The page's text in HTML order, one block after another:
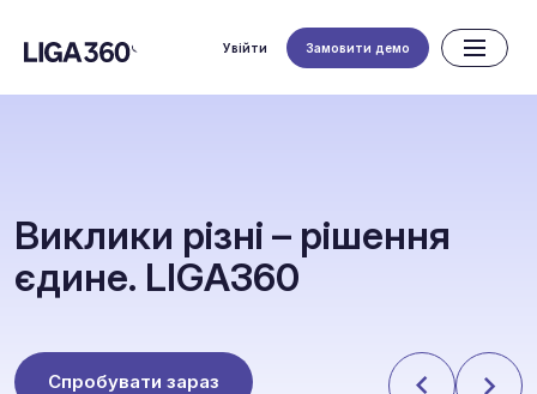
Увійти Замовити демо
Виклики різні – рішення
єдине. LIGA360
Спробувати зараз